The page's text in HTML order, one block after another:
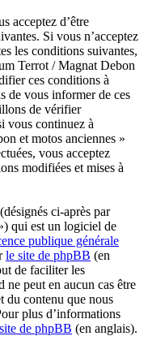
acceptez d’être
Si vous n’acceptez
les conditions suivantes,
Terrot / Magnat Debon
ces conditions à
de vous informer de ces
de vérifier
vous continuez à
et motos anciennes »
vous acceptez
modifiées et mises à
ci-après par
qui est un logiciel de
publique générale
le site de phpBB (en
de faciliter les
peut en aucun cas être
du contenu que nous
plus d’informations
de phpBB (en anglais).